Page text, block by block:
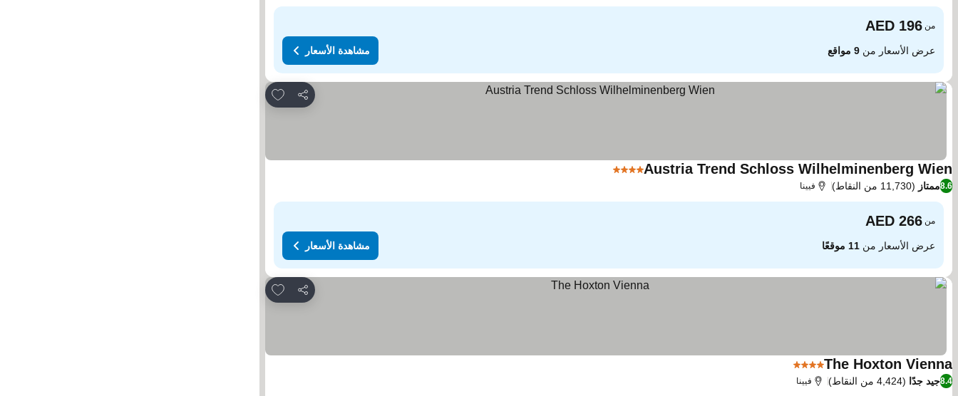
من
عرض الأسعار من 9 مواقع مشاهدة الأسعار
مشاركة
Add to favorites
Austria Trend Schloss Wilhelminenberg Wien4 عدد النجوم
8.6ممتاز (11,730 من النقاط) فيينا
من
عرض الأسعار من 11 موقعًا مشاهدة الأسعار
مشاركة
Add to favorites
The Hoxton Vienna4 عدد النجوم
8.4جيد جدًا (4,424 من النقاط) فيينا